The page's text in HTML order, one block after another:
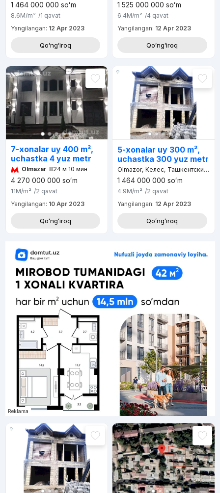
1 464 000 000 soʻm
8.6M/m² /1 qavat
Yangilangan: 12 Apr 2023
Qoʻngʻiroq
1 525 000 000 soʻm
6.4M/m² /4 qavat
Yangilangan: 12 Apr 2023
Qoʻngʻiroq
7-xonalar uy 400 m²,
uchastka 4 yuz metr
Olmazar 824 м 10 мин
4 270 000 000 soʻm
11M/m² /2 qavat
Yangilangan: 10 Apr 2023
Qoʻngʻiroq
5-xonalar uy 300 m²,
uchastka 300 yuz metr
Olmazor, Келес, Ташкентский район
1 464 000 000 soʻm
4.9M/m² /2 qavat
Yangilangan: 12 Apr 2023
Qoʻngʻiroq
Reklama